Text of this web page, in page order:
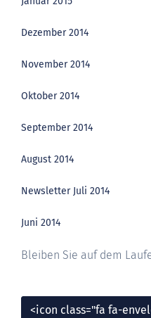
Dezember 2014
November 2014
Oktober 2014
September 2014
August 2014
Newsletter Juli 2014
Juni 2014
Bleiben Sie auf dem
<icon class="fa fa-